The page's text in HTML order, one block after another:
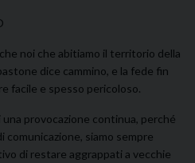
noi che abitiamo il territorio della
dice cammino, e la fede fin
facile e spesso pericoloso.
provocazione continua, perché
siamo sempre
di restare aggrappati a vecchie